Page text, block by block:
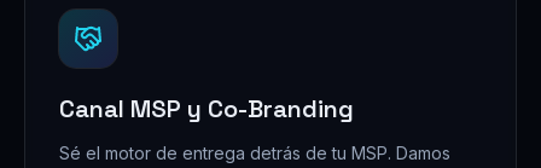
Canal MSP y Co-Branding
Sé el motor de entrega detrás de tu MSP. Damos